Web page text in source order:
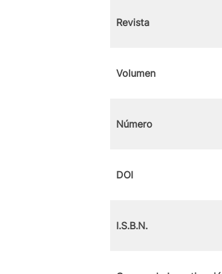
Revista
Volumen
Número
DOI
I.S.B.N.